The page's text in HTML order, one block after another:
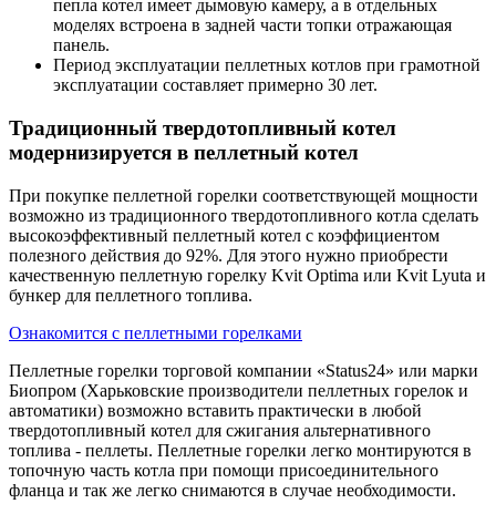
пепла котел имеет дымовую камеру, а в отдельных
моделях встроена в задней части топки отражающая
панель.
Период эксплуатации пеллетных котлов при грамотной
эксплуатации составляет примерно 30 лет.
Традиционный твердотопливный котел
модернизируется в пеллетный котел
При покупке пеллетной горелки соответствующей мощности
возможно из традиционного твердотопливного котла сделать
высокоэффективный пеллетный котел с коэффициентом
полезного действия до 92%. Для этого нужно приобрести
качественную пеллетную горелку Kvit Optima или Kvit Lyuta и
бункер для пеллетного топлива.
Ознакомится с пеллетными горелками
Пеллетные горелки торговой компании «Status24» или марки
Биопром (Харьковские производители пеллетных горелок и
автоматики) возможно вставить практически в любой
твердотопливный котел для сжигания альтернативного
топлива - пеллеты. Пеллетные горелки легко монтируются в
топочную часть котла при помощи присоединительного
фланца и так же легко снимаются в случае необходимости.